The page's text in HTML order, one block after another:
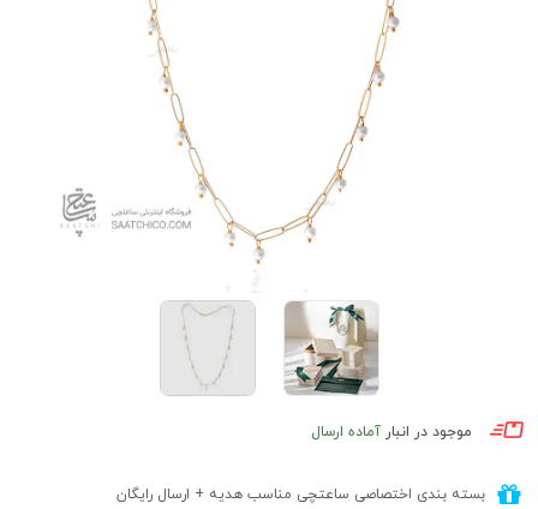
موجود در انبار آماده ارسال
بسته بندی اختصاصی ساعتچی مناسب هدیه + ارسال رایگان